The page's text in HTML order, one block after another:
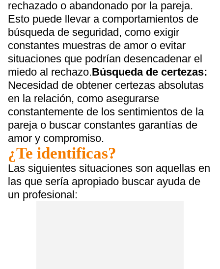
rechazado o abandonado por la pareja.
Esto puede llevar a comportamientos de
búsqueda de seguridad, como exigir
constantes muestras de amor o evitar
situaciones que podrían desencadenar el
miedo al rechazo.Búsqueda de certezas:
Necesidad de obtener certezas absolutas
en la relación, como asegurarse
constantemente de los sentimientos de la
pareja o buscar constantes garantías de
amor y compromiso.
¿Te identificas?
Las siguientes situaciones son aquellas en
las que sería apropiado buscar ayuda de
un profesional: